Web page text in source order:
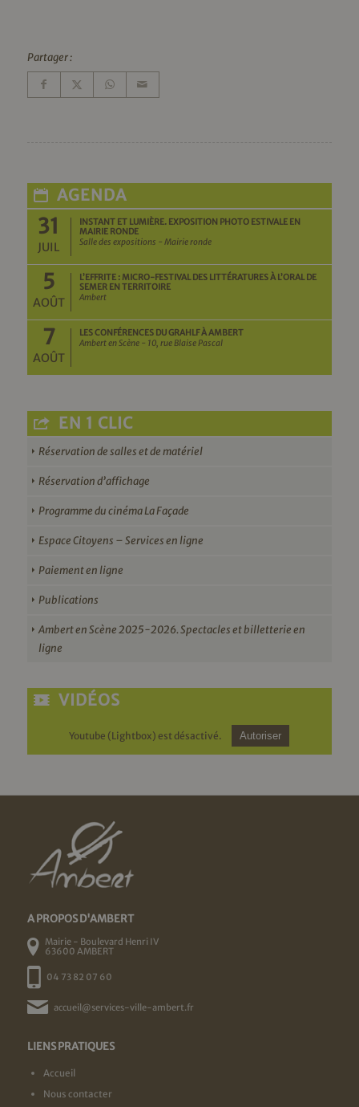
Partager :
AGENDA
31
JUIL
INSTANT ET LUMIÈRE. EXPOSITION PHOTO ESTIVALE EN
MAIRIE RONDE
Salle des expositions - Mairie ronde
5
AOÛT
L’EFFRITE : MICRO-FESTIVAL DES LITTÉRATURES À L’ORAL DE
SEMER EN TERRITOIRE
Ambert
7
AOÛT
LES CONFÉRENCES DU GRAHLF À AMBERT
Ambert en Scène - 10, rue Blaise Pascal
EN 1 CLIC
Réservation de salles et de matériel
Réservation d’affichage
Programme du cinéma La Façade
Espace Citoyens – Services en ligne
Paiement en ligne
Publications
Ambert en Scène 2025-2026. Spectacles et billetterie en
ligne
VIDÉOS
Youtube (Lightbox) est désactivé. Autoriser
A PROPOS D'AMBERT
Mairie - Boulevard Henri IV
63600 AMBERT
04 73 82 07 60
accueil@services-ville-ambert.fr
LIENS PRATIQUES
Accueil
Nous contacter